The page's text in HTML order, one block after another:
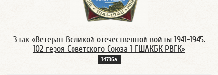
Знак «Ветеран Великой отечественной войны 1941-1945.
102 героя Советского Союза 1 ГШАКБК РВГК»
14786а